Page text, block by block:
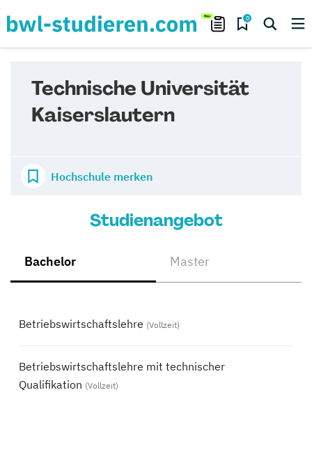
0
Technische Universität
Kaiserslautern
Hochschule merken
Studienangebot
Bachelor Master
Betriebswirtschaftslehre (Vollzeit)
Betriebswirtschaftslehre mit technischer
Qualifikation (Vollzeit)